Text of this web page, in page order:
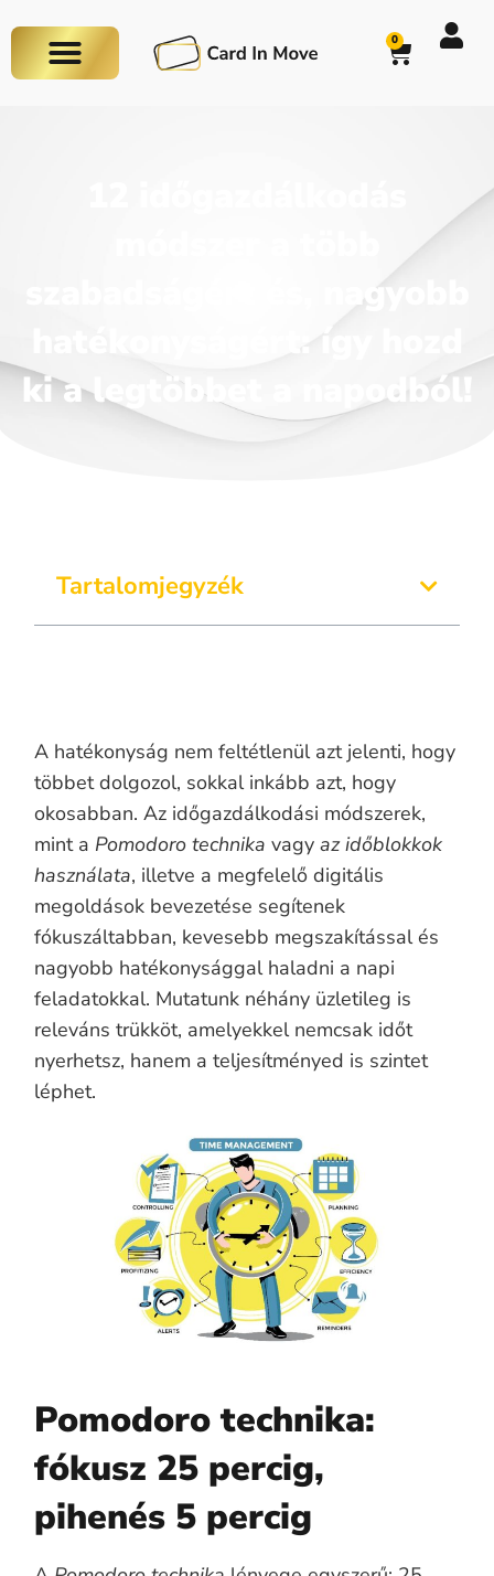
0
szabadságért és, nagyobb
ki a legtöbbet a napodból!
Tartalomjegyzék
A hatékonyság nem feltétlenül azt jelenti, hogy
többet dolgozol, sokkal inkább azt, hogy
okosabban. Az időgazdálkodási módszerek,
mint a Pomodoro technika vagy az időblokkok
használata, illetve a megfelelő digitális
megoldások bevezetése segítenek
fókuszáltabban, kevesebb megszakítással és
nagyobb hatékonysággal haladni a napi
feladatokkal. Mutatunk néhány üzletileg is
releváns trükköt, amelyekkel nemcsak időt
nyerhetsz, hanem a teljesítményed is szintet
léphet.
Pomodoro technika:
fókusz 25 percig,
pihenés 5 percig